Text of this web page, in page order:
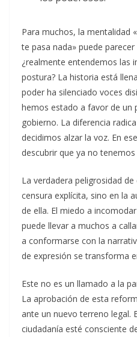
Para muchos, la mentalidad
te pasa nada» puede
¿realmente entendemos las
postura? La historia está
poder ha silenciado voces
hemos estado a favor de un
gobierno. La diferencia
decidimos alzar la voz. En
descubrir que ya no
La verdadera peligrosidad
censura explícita, sino en la
de ella. El miedo a
puede llevar a muchos a
a conformarse con la
de expresión se transforma
Este no es un llamado a la
La aprobación de esta
ante un nuevo terreno legal.
ciudadanía esté consciente